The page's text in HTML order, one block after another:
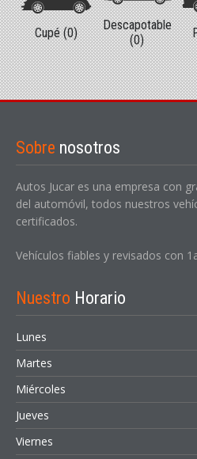
Cupé (0)
Descapotable
(0)
Sobre nosotros
Autos Jucar es una empresa con
del automóvil, todos nuestros
certificados.
Vehículos fiables y revisados con
Nuestro Horario
Lunes
Martes
Miércoles
Jueves
Viernes